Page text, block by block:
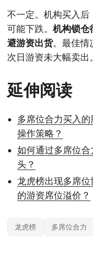
不一定。机构买入后
可能下跌。 机构锁仓
避游资出货。最佳情
次日游资未大幅卖出。
延伸阅读
多席位合力买入
操作策略？
如何通过多席位
头？
龙虎榜出现多席
的游资席位溢价？
龙虎榜 多席位合力